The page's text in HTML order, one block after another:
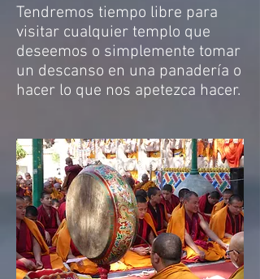
Tendremos tiempo libre para
visitar cualquier templo que
deseemos o simplemente tomar
un descanso en una panadería o
hacer lo que nos apetezca hacer.